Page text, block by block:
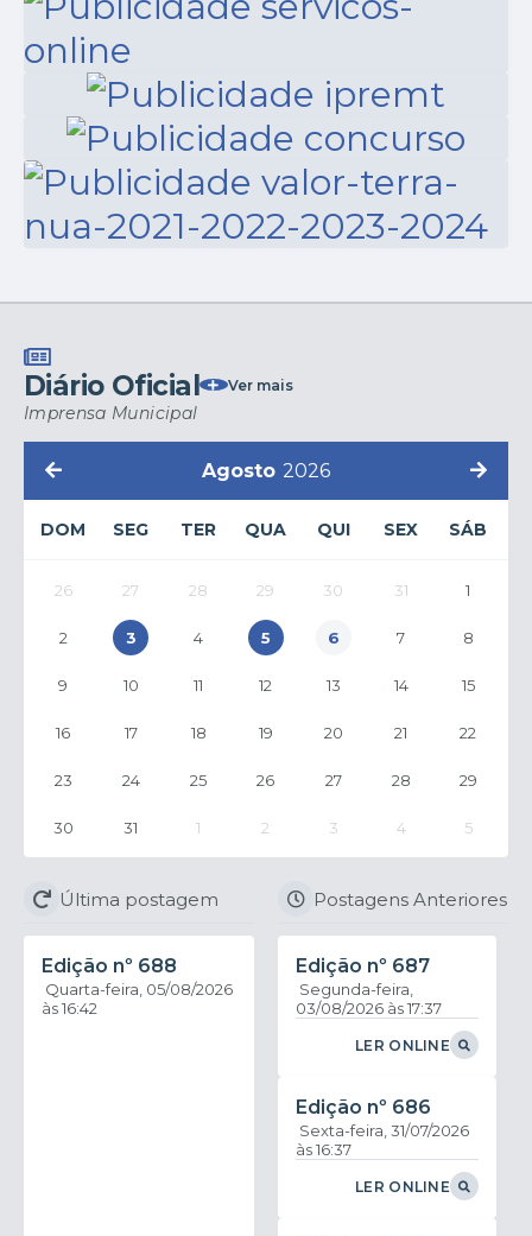
um futuro de ainda mais
progresso, união e...
Turiúba e da Banda
Diário Oficial
Imprensa Municipal
Ver mais
Agosto 2026
DOM SEG TER QUA QUI SEX SÁB
26 27 28 29 30 31 1
2 3 4 5 6 7 8
9 10 11 12 13 14 15
16 17 18 19 20 21 22
23 24 25 26 27 28 29
30 31 1 2 3 4 5
Última postagem
Edição nº 688
Quarta-feira 05/08/2026
16:42
Postagens Anteriores
Edição nº 687
Segunda-feira
03/08/2026
17:37
LER ONLINE
Edição nº 686
Sexta-feira 31/07/2026
16:37
LER ONLINE